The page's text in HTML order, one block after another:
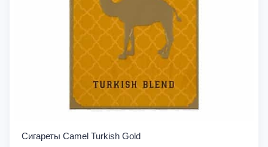
Сигареты Camel Turkish Gold